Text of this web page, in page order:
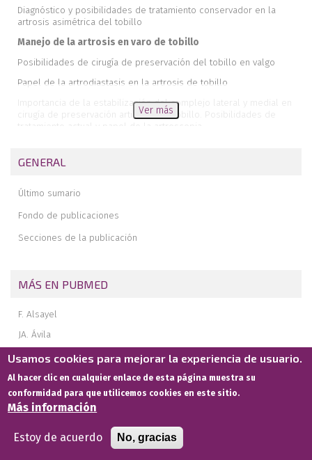
Diagnóstico y posibilidades de tratamiento conservador en la
artrosis asimétrica del tobillo
Manejo de la artrosis en varo de tobillo
Posibilidades de cirugía de preservación del tobillo en valgo
Papel de la artrodiastasis en la artrosis de tobillo
Importancia de la estabilización del complejo lateral y medial en
cirugía de preservación articular del tobillo. Posibilidades de
tratamiento actual y papel de la artroscopia
Posibilidades de cirugía de conservación articular del tobillo lejos
Potenciales complicaciones de la cirugía de preservación articular
y sus soluciones
Ver más
GENERAL
Último sumario
Fondo de publicaciones
Secciones de la publicación
MÁS EN PUBMED
F. Alsayel
JA. Ávila
M. Wiewiorski
M. Herrera Pérez
V. Valderrábano
Usamos cookies para mejorar la experiencia de usuario.
Al hacer clic en cualquier enlace de esta página muestra su
conformidad para que utilicemos cookies en este sitio.
Más información
Estoy de acuerdo No, gracias